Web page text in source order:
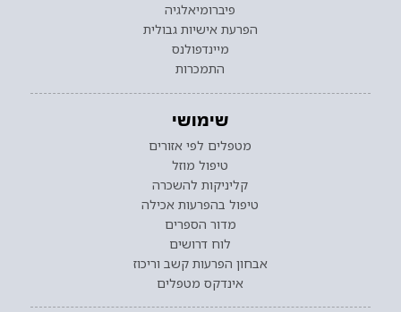
פיברומיאלגיה
הפרעת אישיות גבולית
מיינדפולנס
התמכרות
שימושי
מטפלים לפי אזורים
טיפול מוזל
קליניקות להשכרה
טיפול בהפרעות אכילה
מדור הספרים
לוח דרושים
אבחון הפרעות קשב וריכוז
אינדקס מטפלים